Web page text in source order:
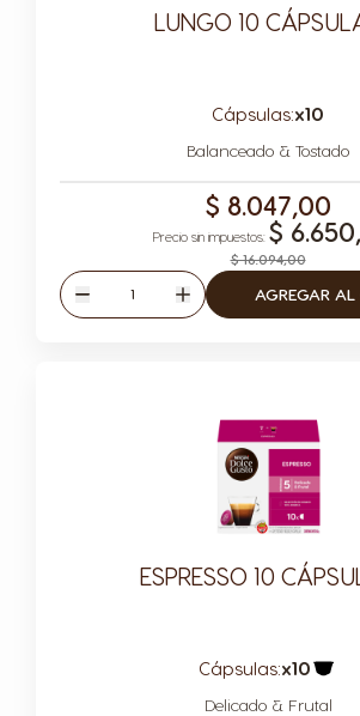
LUNGO 10
Cápsulas:x10
Balanceado & Tostado
$ 16.094,00
$ 8.047,00
$
Disminuir
Cantidad
Aumentar
AGREGAR AL
ESPRESSO 10
Cápsulas:x10
Delicado & Frutal